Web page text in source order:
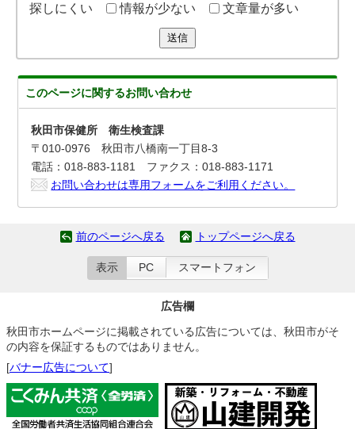
探しにくい
情報が少ない 文章量が多い
送信
このページに関するお問い合わせ
秋田市保健所 衛生検査課
〒010-0976 秋田市八橋南一丁目8-3
電話：018-883-1181 ファクス：018-883-1171
お問い合わせは専用フォームをご利用ください。
前のページへ戻る トップページへ戻る
表示 PC スマートフォン
広告欄
秋田市ホームページに掲載されている広告については、秋田市がそ
の内容を保証するものではありません。
[バナー広告について]